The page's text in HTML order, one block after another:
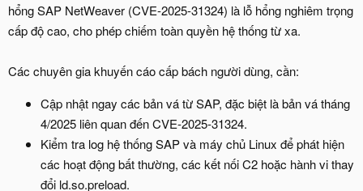
hổng SAP NetWeaver (CVE-2025-31324) là lỗ hổng nghiêm trọng
cấp độ cao, cho phép chiếm toàn quyền hệ thống từ xa.
Các chuyên gia khuyến cáo cấp bách người dùng, cần:
Cập nhật ngay các bản vá từ SAP, đặc biệt là bản vá tháng
4/2025 liên quan đến CVE-2025-31324.
Kiểm tra log hệ thống SAP và máy chủ Linux để phát hiện
các hoạt động bất thường, các kết nối C2 hoặc hành vi thay
đổi ld.so.preload.